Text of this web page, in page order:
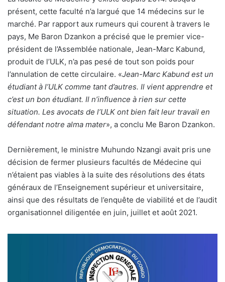
présent, cette faculté n’a largué que 14 médecins sur le
marché. Par rapport aux rumeurs qui courent à travers le
pays, Me Baron Dzankon a précisé que le premier vice-
président de l’Assemblée nationale, Jean-Marc Kabund,
produit de l’ULK, n’a pas pesé de tout son poids pour
l’annulation de cette circulaire. «Jean-Marc Kabund est un
étudiant à l’ULK comme tant d’autres. Il vient apprendre et
c’est un bon étudiant. Il n’influence à rien sur cette
situation. Les avocats de l’ULK ont bien fait leur travail en
défendant notre alma mater», a conclu Me Baron Dzankon.
Dernièrement, le ministre Muhundo Nzangi avait pris une
décision de fermer plusieurs facultés de Médecine qui
n’étaient pas viables à la suite des résolutions des états
généraux de l’Enseignement supérieur et universitaire,
ainsi que des résultats de l’enquête de viabilité et de l’audit
organisationnel diligentée en juin, juillet et août 2021.